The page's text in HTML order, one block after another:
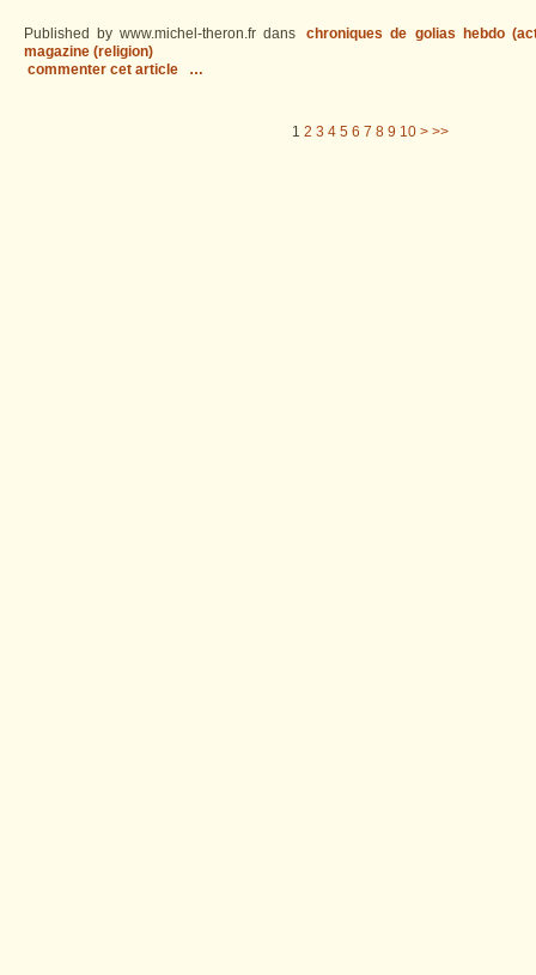
Published by www.michel-theron.fr dans
chroniques de golias hebdo
magazine (religion)
commenter cet article
…
1 2 3 4 5 6 7 8 9 10 > >>